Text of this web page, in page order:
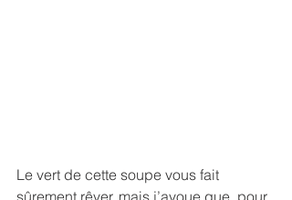
Le vert de cette soupe vous fait
sûrement rêver, mais j’avoue que, pour